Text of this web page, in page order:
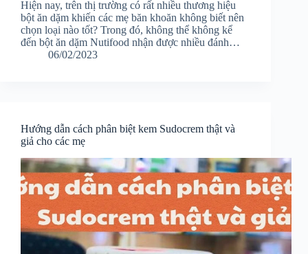
Hiện nay, trên thị trường có rất nhiều thương hiệu
bột ăn dặm khiến các mẹ băn khoăn không biết nên
chọn loại nào tốt? Trong đó, không thể không kể
đến bột ăn dặm Nutifood nhận được nhiều đánh…
06/02/2023
Hướng dẫn cách phân biệt kem Sudocrem thật và
giả cho các mẹ